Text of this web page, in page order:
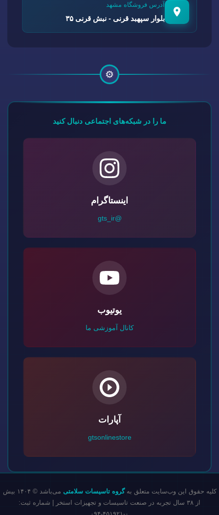
آدرس فروشگاه مشهد
بلوار سپهبد قرنی - نبش قرنی ۳۵
⚙️
ما را در شبکه‌های اجتماعی دنبال کنید
اینستاگرام
@gts_ir
یوتیوب
کانال آموزشی ما
آپارات
gtsonlinestore
کلیه حقوق این وب‌سایت متعلق بهگروه تاسیسات سلامتی
می‌باشد © ۱۴۰۴ بیش
از ۳۸ سال تجربه در صنعت تاسیسات و تجهیزات استخر | شماره ثبت: